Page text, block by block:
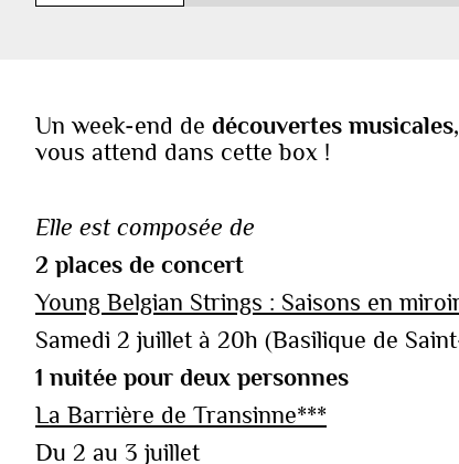
Un week-end de découvertes
vous attend dans cette box !
Elle est composée de
2 places de concert
Young Belgian Strings : Saisons en
Samedi 2 juillet à 20h (Basilique de
1 nuitée pour deux personnes
La Barrière de Transinne***
Du 2 au 3 juillet